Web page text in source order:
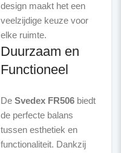
design maakt het een
veelzijdige keuze voor
Duurzaam en
Functioneel
De Svedex FR506biedt
de perfecte balans
tussen esthetiek en
functionaliteit. Dankzij